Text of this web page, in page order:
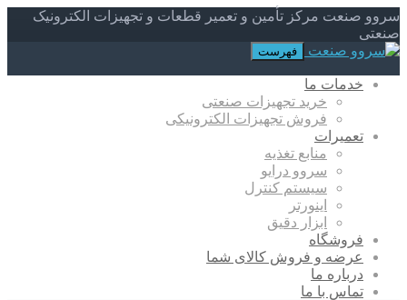
سروو صنعت مرکز تأمین و تعمیر قطعات و تجهیزات الکترونیک
صنعتی
فهرست
خدمات ما
خرید تجهیزات صنعتی
فروش تجهیزات الکترونیکی
تعمیرات
منابع تغذیه
سروو درایو
سیستم کنترل
اینورتر
ابزار دقیق
فروشگاه
عرضه و فروش کالای شما
درباره ما
تماس با ما